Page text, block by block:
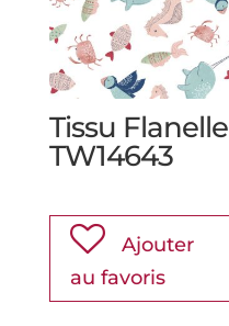
Tissu Flanelle
TW14643
Ajouter
au favoris